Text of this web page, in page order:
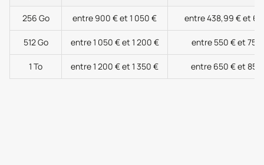
256 Go entre 900 € et 1 050 € entre 438,99 € et
512 Go entre 1 050 € et 1 200 € entre 550 € et 750
1 To entre 1 200 € et 1 350 € entre 650 € et 850